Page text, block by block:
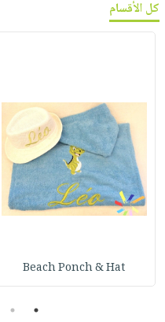
كل الأقسام
Beach Ponch & Hat
1
2